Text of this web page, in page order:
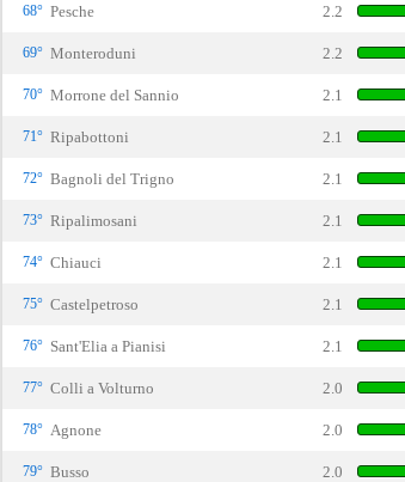
68° Pesche 2.2
69° Monteroduni 2.2
70° Morrone del Sannio 2.1
71° Ripabottoni 2.1
72° Bagnoli del Trigno 2.1
73° Ripalimosani 2.1
74° Chiauci 2.1
75° Castelpetroso 2.1
76° Sant'Elia a Pianisi 2.1
77° Colli a Volturno 2.0
78° Agnone 2.0
79° Busso 2.0